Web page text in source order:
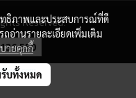
Reserved.
ทธิภาพและประสบการณ์ที่ดี
อ่านรายละเอียดเพิ่มเติม
ายคุกกี้
บทั้งหมด